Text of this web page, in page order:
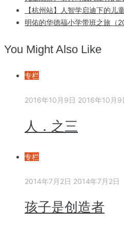
【杭州站】人智学启迪下的儿
明佑的华德福小学带班之旅（
You Might Also Like
专栏
2016年10月9日 2016年10月9
人．之三
专栏
2014年7月2日 2014年7月2日
孩子是创造者